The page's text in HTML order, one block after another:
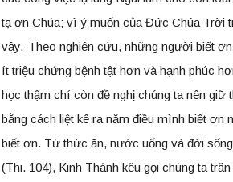
tạ ơn Chúa; vì ý muốn của Đức Chúa Trời
vậy.-Theo nghiên cứu, những người biết
ít triệu chứng bệnh tật hơn và hạnh phúc
học thậm chí còn đề nghị chúng ta nên giữ
bằng cách liệt kê ra năm điều mình biết ơn
biết ơn. Từ thức ăn, nước uống và đời
(Thi. 104), Kinh Thánh kêu gọi chúng ta